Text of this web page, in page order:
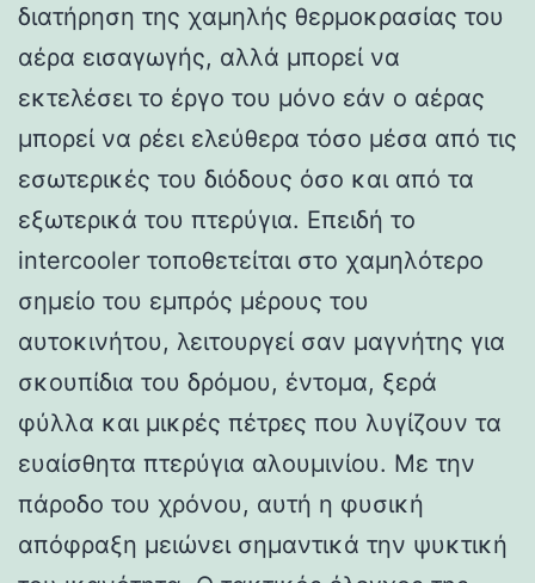
διατήρηση της χαμηλής θερμοκρασίας του
αέρα εισαγωγής, αλλά μπορεί να
εκτελέσει το έργο του μόνο εάν ο αέρας
μπορεί να ρέει ελεύθερα τόσο μέσα από τις
εσωτερικές του διόδους όσο και από τα
εξωτερικά του πτερύγια. Επειδή το
intercooler τοποθετείται στο χαμηλότερο
σημείο του εμπρός μέρους του
αυτοκινήτου, λειτουργεί σαν μαγνήτης για
σκουπίδια του δρόμου, έντομα, ξερά
φύλλα και μικρές πέτρες που λυγίζουν τα
ευαίσθητα πτερύγια αλουμινίου. Με την
πάροδο του χρόνου, αυτή η φυσική
απόφραξη μειώνει σημαντικά την ψυκτική